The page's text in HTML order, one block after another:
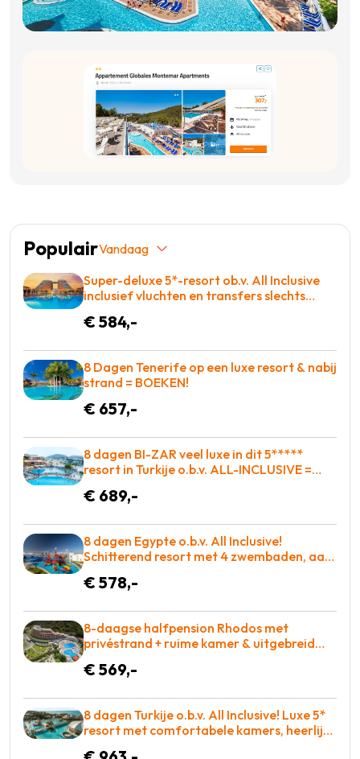
PopulairVandaag
Super-deluxe 5*-resort ob.v. All Inclusive
inclusief vluchten en transfers slechts
€ 584,-
8 Dagen Tenerife op een luxe resort & nabij
strand = BOEKEN!
€ 657,-
8 dagen BI-ZAR veel luxe in dit 5*****
resort in Turkije o.b.v. ALL-INCLUSIVE =
€ 689,-
8 dagen Egypte o.b.v. All Inclusive!
Schitterend resort met 4 zwembaden, aan
GENIETEN
€ 578,-
8-daagse halfpension Rhodos met
privéstrand + ruime kamer & uitgebreid
voor €569!
€ 569,-
8 dagen Turkije o.b.v. All Inclusive! Luxe 5*
resort met comfortabele kamers, heerlijk